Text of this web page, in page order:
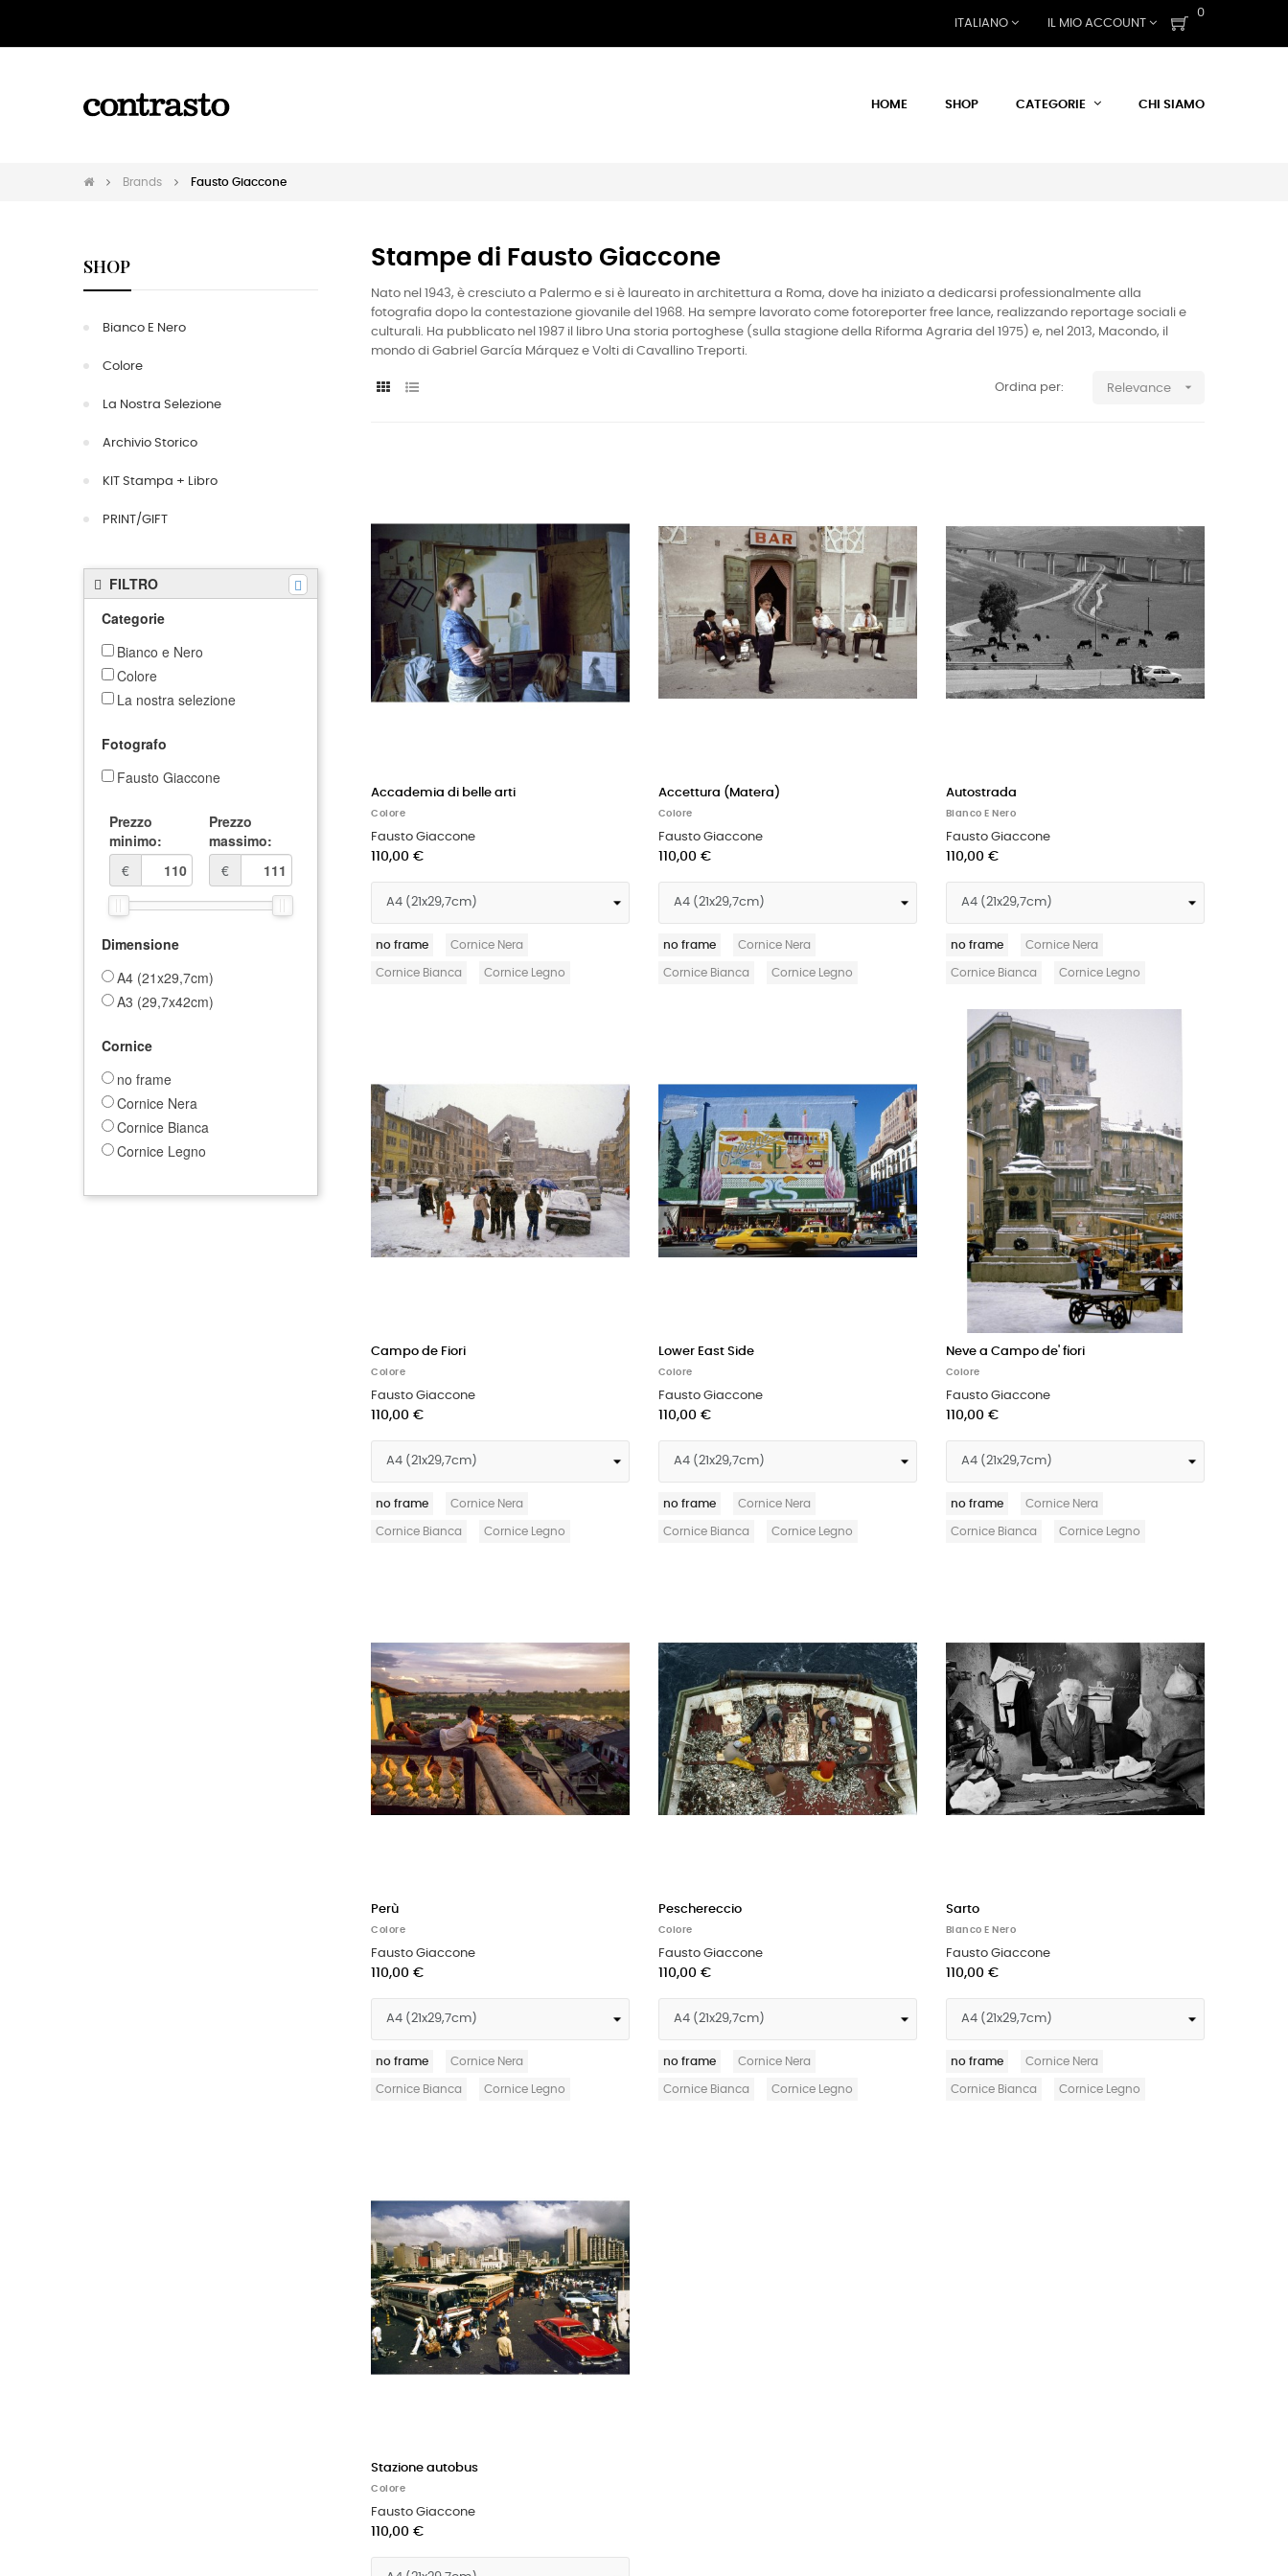
ITALIANO IL MIO ACCOUNT
0
HOME SHOP CATEGORIE CHI SIAMO
Brands Fausto Giaccone
SHOP
Bianco E Nero
Colore
La Nostra Selezione
Archivio Storico
KIT Stampa + Libro
PRINT/GIFT
FILTRO
Categorie
Bianco e Nero
Colore
La nostra selezione
Fotografo
Fausto Giaccone
Prezzo
minimo:
€
Prezzo
massimo:
€
Dimensione
A4 (21x29,7cm)
A3 (29,7x42cm)
Cornice
no frame
Cornice Nera
Cornice Bianca
Cornice Legno
Stampe di Fausto Giaccone
Nato nel 1943, è cresciuto a Palermo e si è laureato in architettura a Roma, dove ha iniziato a dedicarsi professionalmente alla
fotografia dopo la contestazione giovanile del 1968. Ha sempre lavorato come fotoreporter free lance, realizzando reportage sociali e
culturali. Ha pubblicato nel 1987 il libro Una storia portoghese (sulla stagione della Riforma Agraria del 1975) e, nel 2013, Macondo, il
mondo di Gabriel García Márquez e Volti di Cavallino Treporti.
Ordina per: Relevance 
Accademia di belle arti
Colore
Fausto Giaccone
110,00 €
no frame Cornice Nera
Cornice Bianca Cornice Legno
Accettura (Matera)
Colore
Fausto Giaccone
110,00 €
no frame Cornice Nera
Cornice Bianca Cornice Legno
Autostrada
Bianco E Nero
Fausto Giaccone
110,00 €
no frame Cornice Nera
Cornice Bianca Cornice Legno
Campo de Fiori
Colore
Fausto Giaccone
110,00 €
no frame Cornice Nera
Cornice Bianca Cornice Legno
Lower East Side
Colore
Fausto Giaccone
110,00 €
no frame Cornice Nera
Cornice Bianca Cornice Legno
Neve a Campo de' fiori
Colore
Fausto Giaccone
110,00 €
no frame Cornice Nera
Cornice Bianca Cornice Legno
Perù
Colore
Fausto Giaccone
110,00 €
no frame Cornice Nera
Cornice Bianca Cornice Legno
Peschereccio
Colore
Fausto Giaccone
110,00 €
no frame Cornice Nera
Cornice Bianca Cornice Legno
Sarto
Bianco E Nero
Fausto Giaccone
110,00 €
no frame Cornice Nera
Cornice Bianca Cornice Legno
Stazione autobus
Colore
Fausto Giaccone
110,00 €